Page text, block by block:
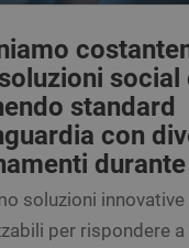
social
standard
con
durante
soluzioni innovative
per rispondere